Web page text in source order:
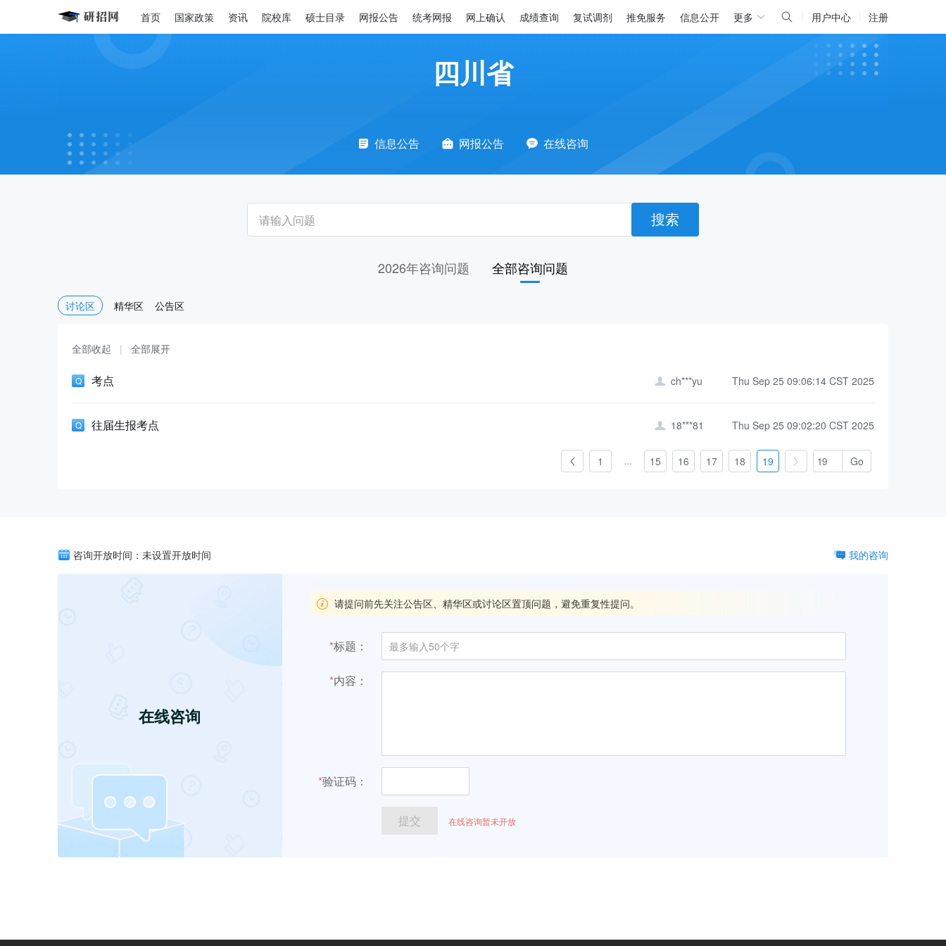
首页 国家政策 资讯 院校库 硕士目录 网报公告 统考网报 网上确认 成绩查询 复试调剂 推免服务 信息公开 更多 用户中心 注册
四川省
信息公告 网报公告 在线咨询
搜索
2026年咨询问题 全部咨询问题
讨论区 精华区 公告区
全部收起 | 全部展开
考点  ch***yu Thu Sep 25 09:06:14 CST 2025
往届生报考点  18***81 Thu Sep 25 09:02:20 CST 2025
 1 ... 15 16 17 18 19 
咨询开放时间：未设置开放时间 我的咨询